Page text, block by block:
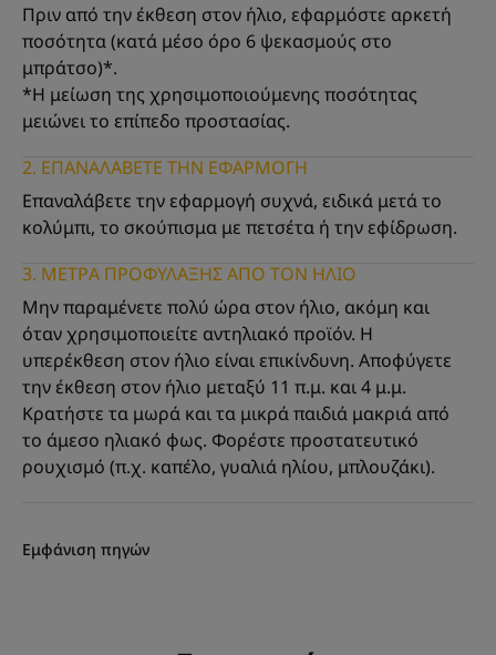
Πριν από την έκθεση στον ήλιο, εφαρμόστε αρκετή
ποσότητα (κατά μέσο όρο 6 ψεκασμούς στο
μπράτσο)*.
*Η μείωση της χρησιμοποιούμενης ποσότητας
μειώνει το επίπεδο προστασίας.
2. ΕΠΑΝΑΛΑΒΕΤΕ ΤΗΝ ΕΦΑΡΜΟΓΗ
Επαναλάβετε την εφαρμογή συχνά, ειδικά μετά το
κολύμπι, το σκούπισμα με πετσέτα ή την εφίδρωση.
3. ΜΕΤΡΑ ΠΡΟΦΥΛΑΞΗΣ ΑΠΟ ΤΟΝ ΗΛΙΟ
Μην παραμένετε πολύ ώρα στον ήλιο, ακόμη και
όταν χρησιμοποιείτε αντηλιακό προϊόν. Η
υπερέκθεση στον ήλιο είναι επικίνδυνη. Αποφύγετε
την έκθεση στον ήλιο μεταξύ 11 π.μ. και 4 μ.μ.
Κρατήστε τα μωρά και τα μικρά παιδιά μακριά από
το άμεσο ηλιακό φως. Φορέστε προστατευτικό
ρουχισμό (π.χ. καπέλο, γυαλιά ηλίου, μπλουζάκι).
Εμφάνιση πηγών